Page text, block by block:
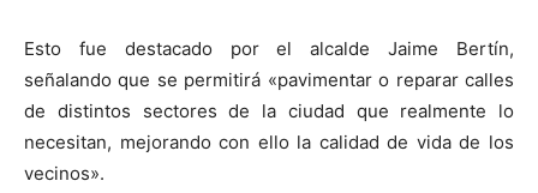
Esto fue destacado por el alcalde Jaime Bertín,
señalando que se permitirá «pavimentar o reparar calles
de distintos sectores de la ciudad que realmente lo
necesitan, mejorando con ello la calidad de vida de los
vecinos».